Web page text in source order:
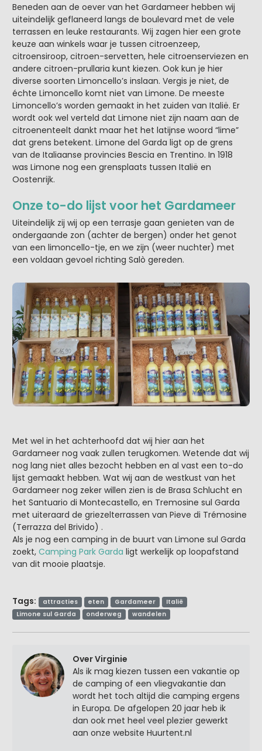
Beneden aan de oever van het Gardameer hebben wij
uiteindelijk geflaneerd langs de boulevard met de vele
terrassen en leuke restaurants. Wij zagen hier een grote
keuze aan winkels waar je tussen citroenzeep,
citroensiroop, citroen-servetten, hele citroenserviezen en
andere citroen-prullaria kunt kiezen. Ook kun je hier
diverse soorten Limoncello’s inslaan. Vergis je niet, de
échte Limoncello komt niet van Limone. De meeste
Limoncello’s worden gemaakt in het zuiden van Italië. Er
wordt ook wel verteld dat Limone niet zijn naam aan de
citroenenteelt dankt maar het het latijnse woord “lime”
dat grens betekent. Limone del Garda ligt op de grens
van de Italiaanse provincies Bescia en Trentino. In 1918
was Limone nog een grensplaats tussen Italië en
Oostenrijk.
Onze to-do lijst voor het Gardameer
Uiteindelijk zij wij op een terrasje gaan genieten van de
ondergaande zon (achter de bergen) onder het genot
van een limoncello-tje, en we zijn (weer nuchter) met
een voldaan gevoel richting Salò gereden.
Met wel in het achterhoofd dat wij hier aan het
Gardameer nog vaak zullen terugkomen. Wetende dat wij
nog lang niet alles bezocht hebben en al vast een to-do
lijst gemaakt hebben. Wat wij aan de westkust van het
Gardameer nog zeker willen zien is de Brasa Schlucht en
het Santuario di Montecastello, en Tremosine sul Garda
met uiteraard de griezelterrassen van Pieve di Trémosine
(Terrazza del Brivido) .
Als je nog een camping in de buurt van Limone sul Garda
zoekt, Camping Park Garda ligt werkelijk op loopafstand
van dit mooie plaatsje.
Tags: attracties eten Gardameer
Italië
Limone sul Garda
onderweg wandelen
Over Virginie
Als ik mag kiezen tussen een vakantie op
de camping of een vliegvakantie dan
wordt het toch altijd die camping ergens
in Europa. De afgelopen 20 jaar heb ik
dan ook met heel veel plezier gewerkt
aan onze website Huurtent.nl